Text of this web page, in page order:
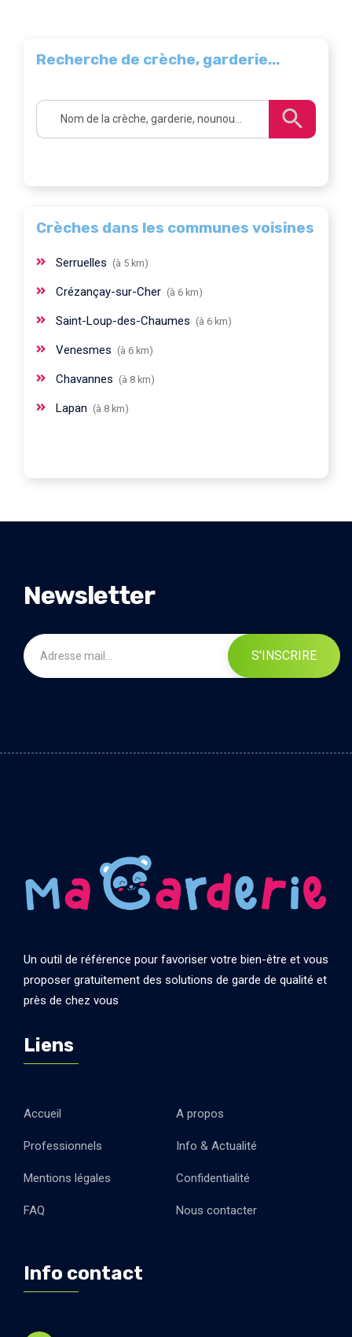
Recherche de crèche, garderie...
Crèches dans les communes voisines
Serruelles (à 5 km)
Crézançay-sur-Cher (à 6 km)
Saint-Loup-des-Chaumes (à 6 km)
Venesmes (à 6 km)
Chavannes (à 8 km)
Lapan (à 8 km)
Newsletter
S'INSCRIRE
Un outil de référence pour favoriser votre bien-être et vous
proposer gratuitement des solutions de garde de qualité et
près de chez vous
Liens
Accueil A propos
Professionnels Info & Actualité
Mentions légales Confidentialité
FAQ Nous contacter
Info contact